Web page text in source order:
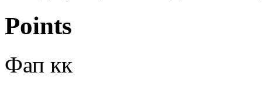
Points
Фап кк